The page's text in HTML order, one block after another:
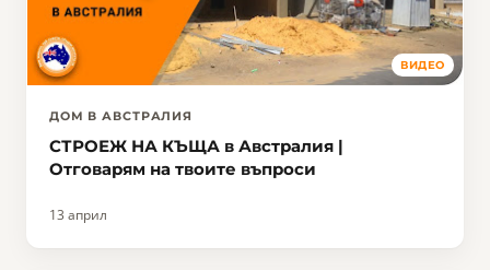
ВИДЕО
ДОМ В АВСТРАЛИЯ
СТРОЕЖ НА КЪЩА в Австралия |
Отговарям на твоите въпроси
13 април